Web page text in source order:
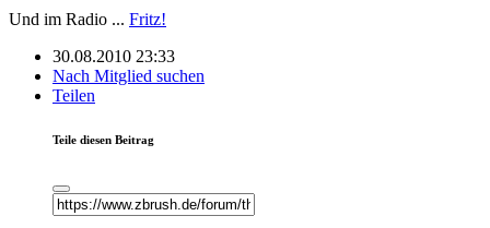
Und im Radio ... Fritz!
30.08.2010 23:33
Nach Mitglied suchen
Teilen
Teile diesen Beitrag